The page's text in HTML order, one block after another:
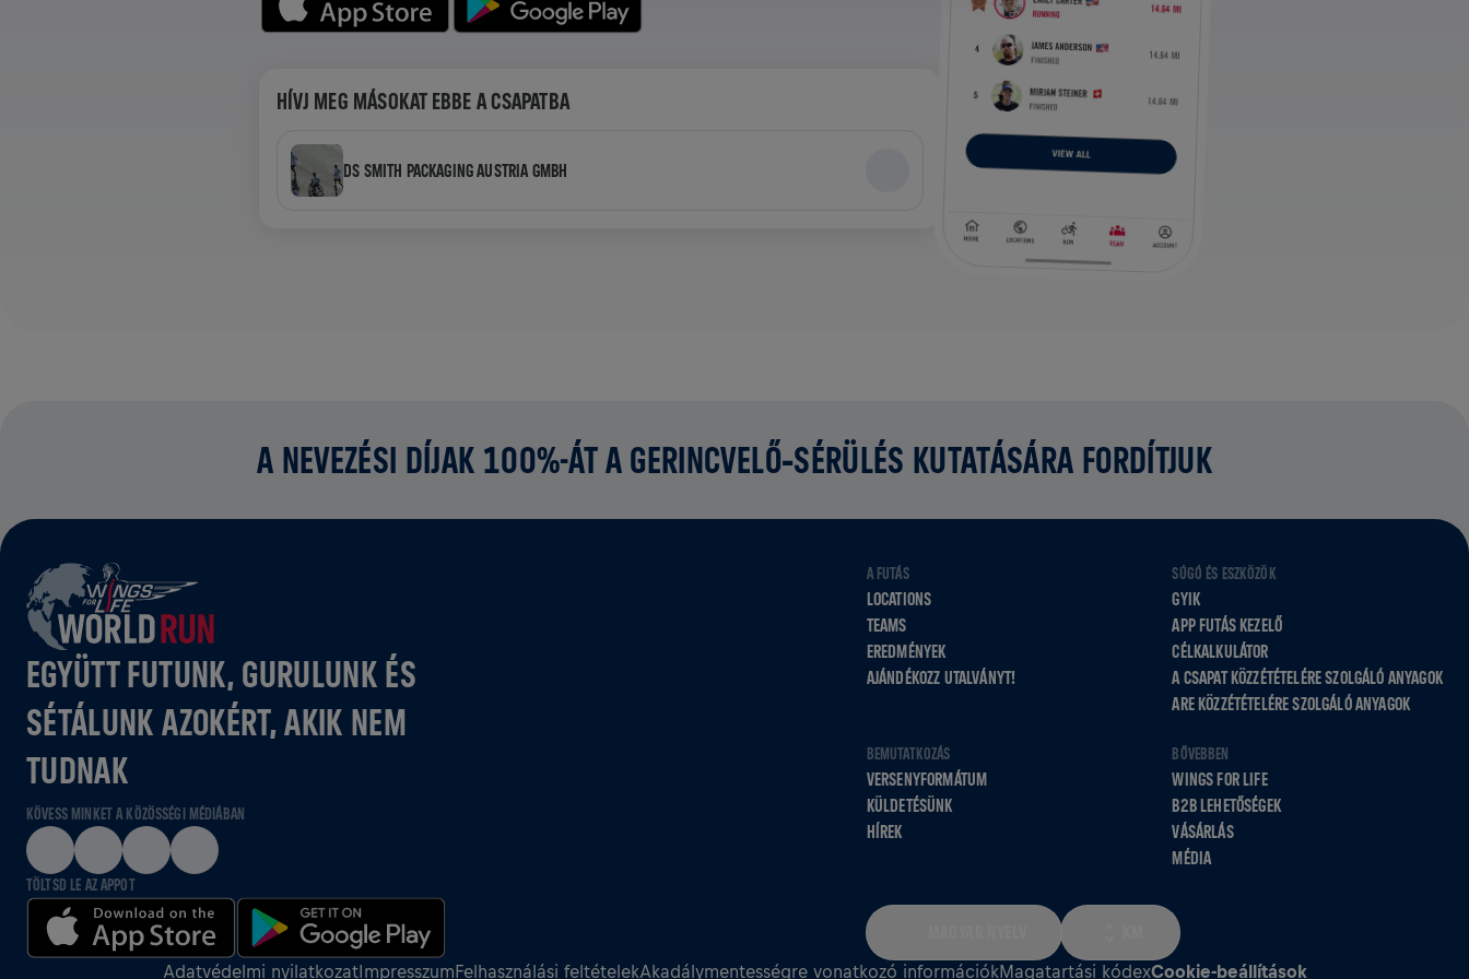
HÍVJ MEG MÁSOKAT EBBE A CSAPATBA
DS SMITH PACKAGING AUSTRIA GMBH
A NEVEZÉSI DÍJAK 100%-ÁT A GERINCVELŐ‑SÉRÜLÉS KUTATÁSÁRA FORDÍTJUK
EGYÜTT FUTUNK, GURULUNK ÉS
SÉTÁLUNK AZOKÉRT, AKIK NEM
TUDNAK
KÖVESS MINKET A KÖZÖSSÉGI MÉDIÁBAN
TÖLTSD LE AZ APPOT
A FUTÁS
LOCATIONS
TEAMS
EREDMÉNYEK
AJÁNDÉKOZZ UTALVÁNYT!
SÚGÓ ÉS ESZKÖZÖK
GYIK
APP FUTÁS KEZELŐ
CÉLKALKULÁTOR
A CSAPAT KÖZZÉTÉTELÉRE SZOLGÁLÓ ANYAGOK
ARE KÖZZÉTÉTELÉRE SZOLGÁLÓ ANYAGOK
BEMUTATKOZÁS
VERSENYFORMÁTUM
KÜLDETÉSÜNK
HÍREK
BŐVEBBEN
WINGS FOR LIFE
B2B LEHETŐSÉGEK
VÁSÁRLÁS
MÉDIA
Adatvédelmi nyilatkozatImpresszumFelhasználási feltételekAkadálymentességre vonatkozó információkMagatartási kódexCookie‑beállítások